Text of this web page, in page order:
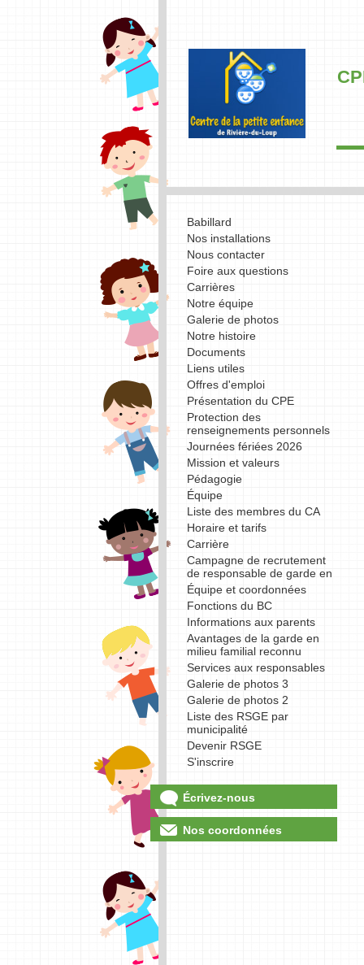
Babillard
Nos installations
Nous contacter
Foire aux questions
Carrières
Notre équipe
Galerie de photos
Notre histoire
Documents
Liens utiles
Offres d'emploi
Présentation du CPE
Protection des
renseignements personnels
Journées fériées 2026
Mission et valeurs
Pédagogie
Équipe
Liste des membres du CA
Horaire et tarifs
Carrière
Campagne de recrutement
de responsable de garde en
Équipe et coordonnées
Fonctions du BC
Informations aux parents
Avantages de la garde en
milieu familial reconnu
Services aux responsables
Galerie de photos 3
Galerie de photos 2
Liste des RSGE par
municipalité
Devenir RSGE
S'inscrire
Écrivez-nous
Nos coordonnées